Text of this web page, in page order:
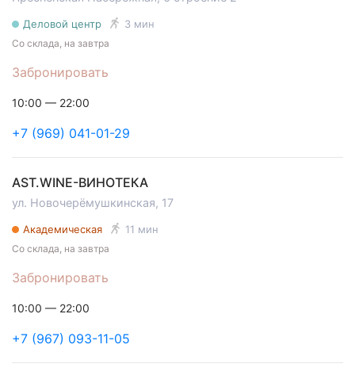
Деловой центр 3 мин
Забронировать
Со склада, на завтра
+7 (969) 041-01-29
10:00 — 22:00
AST.WINE-ВИНОТЕКА
ул. Новочерёмушкинская, 17
Академическая 11 мин
Забронировать
Со склада, на завтра
+7 (967) 093-11-05
10:00 — 22:00